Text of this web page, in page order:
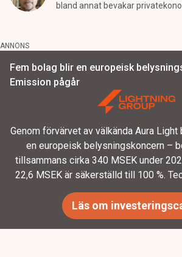
bland annat bevakar
ANNONS
Fem bolag blir en europeisk
Emission pågår
Genom förvärvet av välkända Aura Light
en europeisk belysningskoncern –
tillsammans cirka 340 MSEK under
22,6 MSEK är säkerställd till 100 %.
Läs om